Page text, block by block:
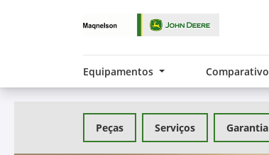
Equipamentos Comparativo
Peças Serviços Garantia